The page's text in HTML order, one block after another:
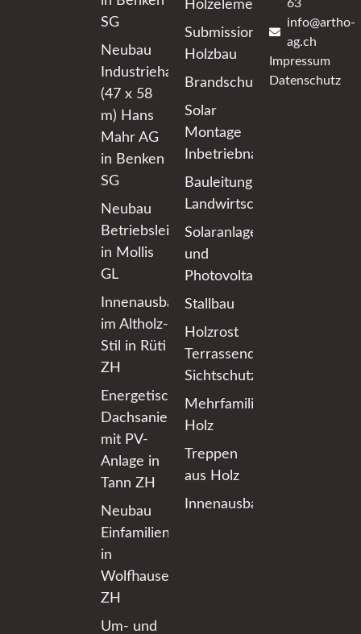
SG
Neubau
Industriehalle
(47 x 58
m) Hans
Mahr AG
in Benken
SG
Neubau
Betriebsleiterwohnhaus
in Mollis
GL
Innenausbau
im Altholz-
Stil in Rüti
ZH
Energetische
Dachsanierung
mit PV-
Anlage in
Tann ZH
Neubau
Einfamilienhaus
in
Wolfhausen
ZH
Um- und
Holzelementbau
Submissionen
Holzbau
Brandschutzplanung
Solar
Montage
Inbetriebnahme
Bauleitung
Landwirtschaft
Solaranlagen
und
Photovoltaikanlagen
Stallbau
Holzrost
Terrassendeck
Sichtschutzwände
Mehrfamilienhaus
Holz
Treppen
aus Holz
Innenausbau
63
info@artho-
ag.ch
Impressum
Datenschutz